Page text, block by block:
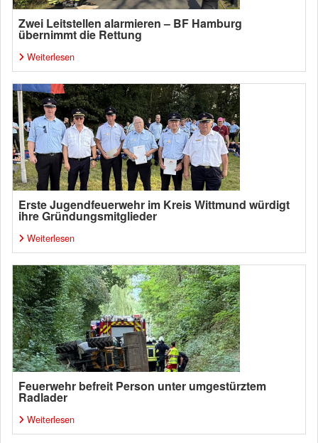
Zwei Leitstellen alarmieren – BF Hamburg
übernimmt die Rettung
Weiterlesen
Erste Jugendfeuerwehr im Kreis Wittmund würdigt
ihre Gründungsmitglieder
Weiterlesen
Feuerwehr befreit Person unter umgestürztem
Radlader
Weiterlesen